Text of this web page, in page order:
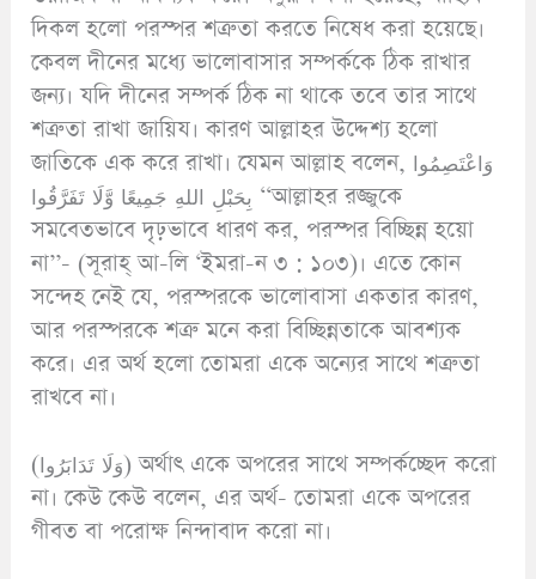
দিকল হলো পরস্পর শত্রুতা করতে নিষেধ করা হয়েছে।
কেবল দীনের মধ্যে ভালোবাসার সম্পর্ককে ঠিক রাখার
জন্য। যদি দীনের সম্পর্ক ঠিক না থাকে তবে তার সাথে
শত্রুতা রাখা জায়িয। কারণ আল্লাহর উদ্দেশ্য হলো
জাতিকে এক করে রাখা। যেমন আল্লাহ বলেন, وَاعْتَصِمُوا
بِحَبْلِ اللهِ جَمِيعًا وَّلَا تَفَرَّقُوا ‘‘আল্লাহর রজ্জুকে
সমবেতভাবে দৃঢ়ভাবে ধারণ কর, পরস্পর বিচ্ছিন্ন হয়ো
না’’- (সূরাহ্ আ-লি ‘ইমরা-ন ৩ : ১০৩)। এতে কোন
সন্দেহ নেই যে, পরস্পরকে ভালোবাসা একতার কারণ,
আর পরস্পরকে শত্রু মনে করা বিচ্ছিন্নতাকে আবশ্যক
করে। এর অর্থ হলো তোমরা একে অন্যের সাথে শত্রুতা
রাখবে না।
(وَلَا تَدَابَرُوا) অর্থাৎ একে অপরের সাথে সম্পর্কচ্ছেদ করো
না। কেউ কেউ বলেন, এর অর্থ- তোমরা একে অপরের
গীবত বা পরোক্ষ নিন্দাবাদ করো না।